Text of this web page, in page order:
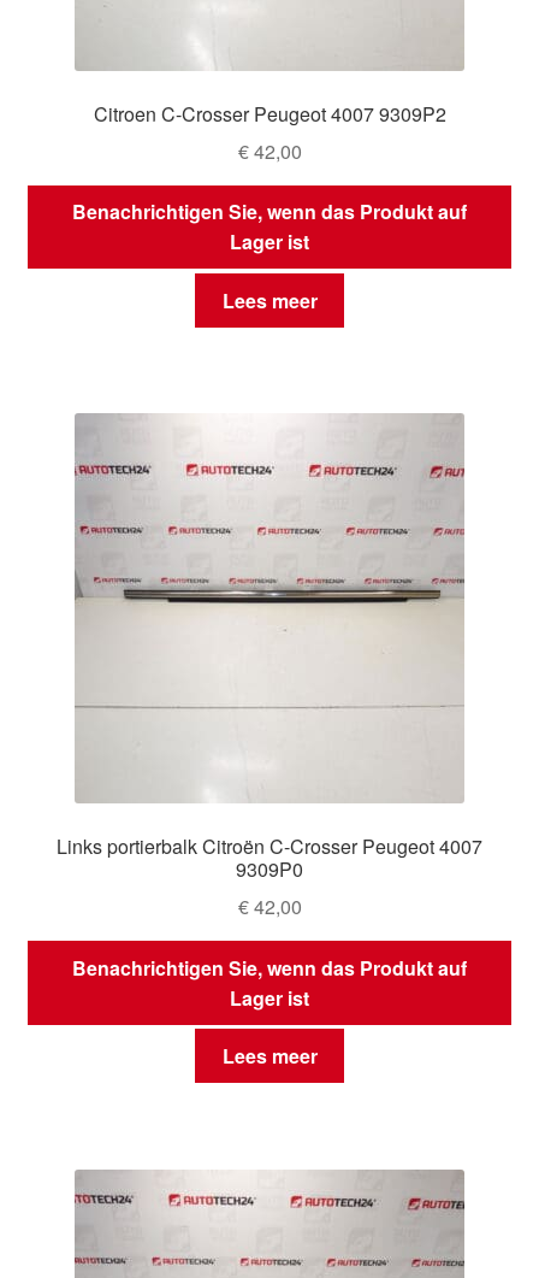
Citroen C-Crosser Peugeot 4007 9309P2
€42,00
Benachrichtigen Sie, wenn das Produkt auf
Lager ist
Lees meer
Links portierbalk Citroën C-Crosser Peugeot 4007
9309P0
€42,00
Benachrichtigen Sie, wenn das Produkt auf
Lager ist
Lees meer